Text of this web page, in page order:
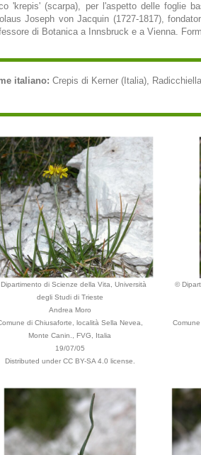
'krepis' (scarpa), per l'aspetto delle foglie
Joseph von Jacquin (1727-1817),
di Botanica a Innsbruck e a Vienna.
italiano: Crepis di Kerner (Italia),
di Scienze della Vita, Università
degli Studi di Trieste
Andrea Moro
di Chiusaforte, località Sella Nevea,
Monte Canin., FVG, Italia
19/07/05
Distributed under CC BY-SA 4.0 license.
©